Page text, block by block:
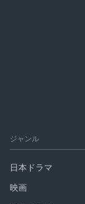
ジャンル
日本ドラマ
映画